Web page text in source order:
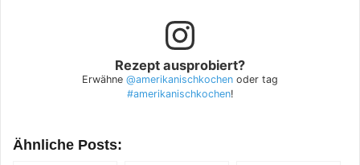
Rezept ausprobiert?
Erwähne @amerikanischkochen oder tag
#amerikanischkochen!
Ähnliche Posts: